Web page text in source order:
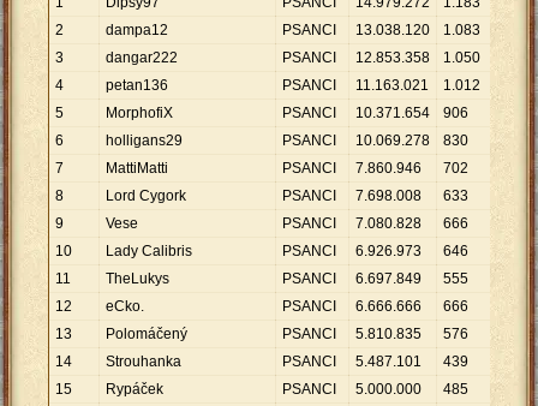
2
dampa12 PSANCI 13.038.120 1.083
3
dangar222 PSANCI 12.853.358 1.050 12
4
petan136 PSANCI 11.163.021 1.012
5
MorphofiX PSANCI 10.371.654 906 11
6
holligans29 PSANCI 10.069.278 830
7
MattiMatti PSANCI 7.860.946 702
8
Lord Cygork PSANCI 7.698.008 633
9
Vese PSANCI 7.080.828 666 10
10
Lady Calibris PSANCI 6.926.973 646
11
TheLukys PSANCI 6.697.849 555
12
eCko. PSANCI 6.666.666 666 10
13
Polomáčený PSANCI 5.810.835 576
14
Strouhanka PSANCI 5.487.101 439
15
Rypáček PSANCI 5.000.000 485